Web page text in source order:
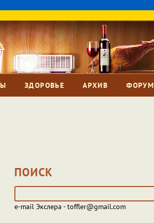
ЗДОРОВЬЕ АРХИВ ФОРУМ
ПОИСК
e-mail Экслера - toffler@gmail.com